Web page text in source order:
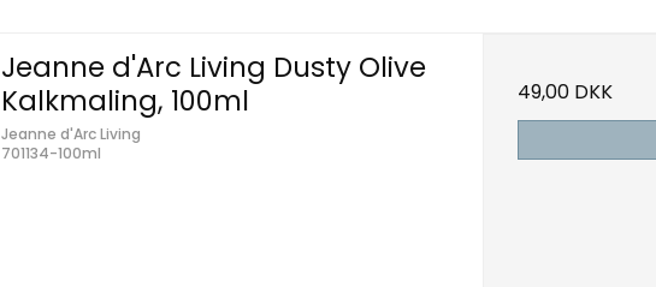
Jeanne d'Arc Living Dusty Olive
Kalkmaling, 100ml
Jeanne d'Arc Living
701134-100ml
49,00 DKK